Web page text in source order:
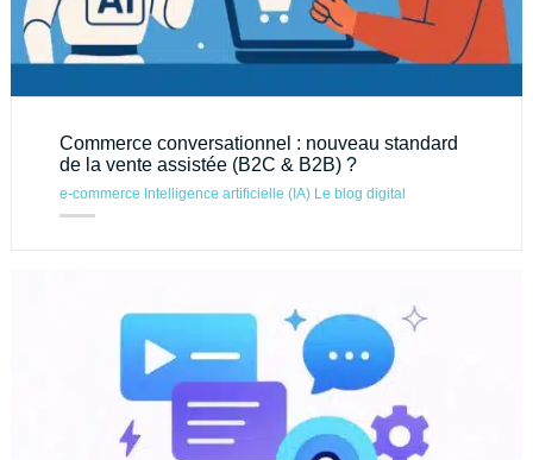
Commerce conversationnel : nouveau standard
de la vente assistée (B2C & B2B) ?
e-commerce Intelligence artificielle (IA) Le blog digital